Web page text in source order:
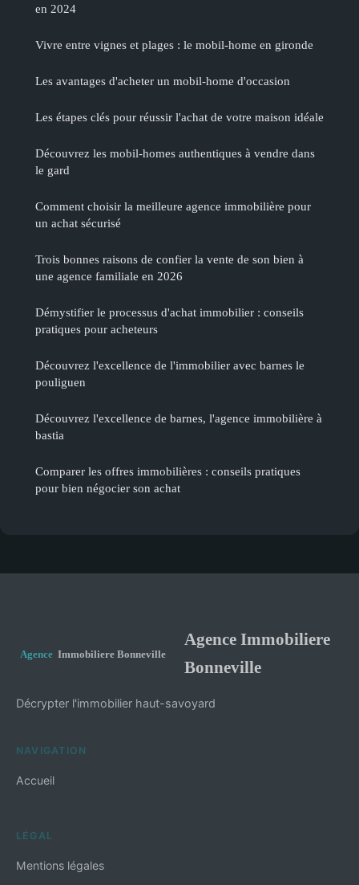
en 2024
Vivre entre vignes et plages : le mobil-home en gironde
Les avantages d'acheter un mobil-home d'occasion
Les étapes clés pour réussir l'achat de votre maison idéale
Découvrez les mobil-homes authentiques à vendre dans
le gard
Comment choisir la meilleure agence immobilière pour
un achat sécurisé
Trois bonnes raisons de confier la vente de son bien à
une agence familiale en 2026
Démystifier le processus d'achat immobilier : conseils
pratiques pour acheteurs
Découvrez l'excellence de l'immobilier avec barnes le
pouliguen
Découvrez l'excellence de barnes, l'agence immobilière à
bastia
Comparer les offres immobilières : conseils pratiques
pour bien négocier son achat
Agence Immobiliere
Bonneville
Décrypter l'immobilier haut-savoyard
NAVIGATION
Accueil
LÉGAL
Mentions légales